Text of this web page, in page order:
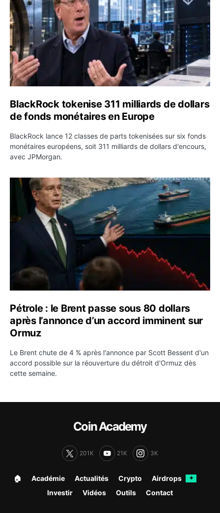
BlackRock tokenise 311 milliards de dollars
de fonds monétaires en Europe
BlackRock lance 12 classes de parts tokenisées sur six fonds
monétaires européens, soit 311 milliards de dollars d'encours,
avec JPMorgan.
Pétrole : le Brent passe sous 80 dollars après
Pétrole : le Brent passe sous 80 dollars
après l’annonce d’un accord imminent sur
Ormuz
Le Brent chute de 4 % après l'annonce par Scott Bessent d'un
accord possible sur la réouverture du détroit d'Ormuz dès
cette semaine.
Coin Academy
201K 21K 3K
🏠︎ Académie Actualités Crypto Airdrops ✦
Investir Vidéos Outils Contact